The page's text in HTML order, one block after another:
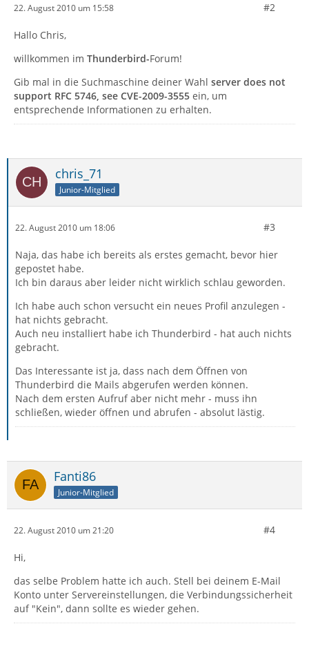
22. August 2010 um 15:58 #2
Hallo Chris,
willkommen im Thunderbird-Forum!
Gib mal in die Suchmaschine deiner Wahl server does not
support RFC 5746, see CVE-2009-3555 ein, um
entsprechende Informationen zu erhalten.
chris_71
Junior-Mitglied
22. August 2010 um 18:06 #3
Naja, das habe ich bereits als erstes gemacht, bevor hier
gepostet habe.
Ich bin daraus aber leider nicht wirklich schlau geworden.
Ich habe auch schon versucht ein neues Profil anzulegen -
hat nichts gebracht.
Auch neu installiert habe ich Thunderbird - hat auch nichts
gebracht.
Das Interessante ist ja, dass nach dem Öffnen von
Thunderbird die Mails abgerufen werden können.
Nach dem ersten Aufruf aber nicht mehr - muss ihn
schließen, wieder öffnen und abrufen - absolut lästig.
Fanti86
Junior-Mitglied
22. August 2010 um 21:20 #4
Hi,
das selbe Problem hatte ich auch. Stell bei deinem E-Mail
Konto unter Servereinstellungen, die Verbindungssicherheit
auf "Kein", dann sollte es wieder gehen.